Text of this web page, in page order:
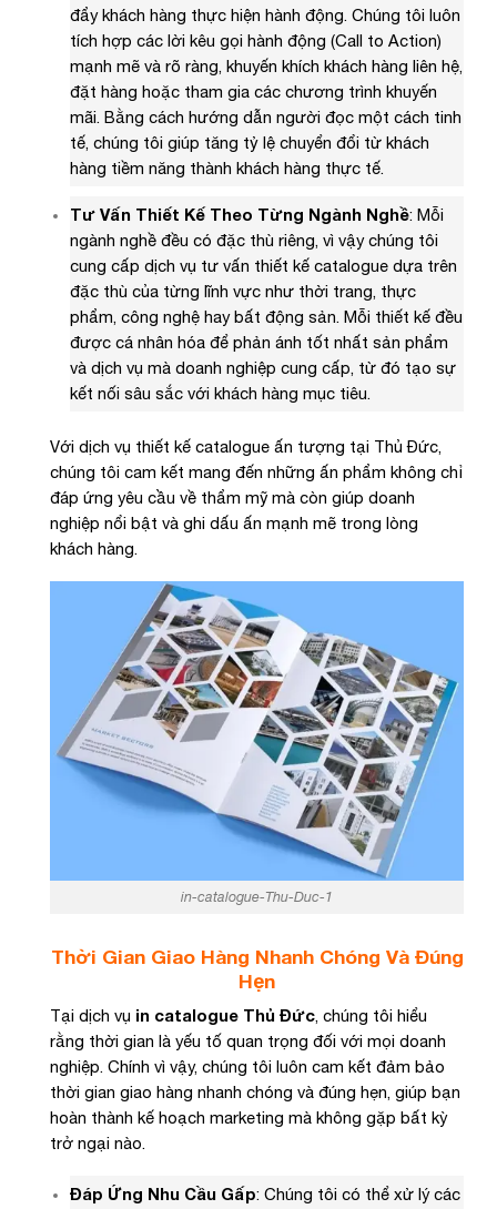
đẩy khách hàng thực hiện hành động. Chúng tôi luôn
tích hợp các lời kêu gọi hành động (Call to Action)
mạnh mẽ và rõ ràng, khuyến khích khách hàng liên hệ,
đặt hàng hoặc tham gia các chương trình khuyến
mãi. Bằng cách hướng dẫn người đọc một cách tinh
tế, chúng tôi giúp tăng tỷ lệ chuyển đổi từ khách
hàng tiềm năng thành khách hàng thực tế.
Tư Vấn Thiết Kế Theo Từng Ngành Nghề: Mỗi
ngành nghề đều có đặc thù riêng, vì vậy chúng tôi
cung cấp dịch vụ tư vấn thiết kế catalogue dựa trên
đặc thù của từng lĩnh vực như thời trang, thực
phẩm, công nghệ hay bất động sản. Mỗi thiết kế đều
được cá nhân hóa để phản ánh tốt nhất sản phẩm
và dịch vụ mà doanh nghiệp cung cấp, từ đó tạo sự
kết nối sâu sắc với khách hàng mục tiêu.
Với dịch vụ thiết kế catalogue ấn tượng tại Thủ Đức,
chúng tôi cam kết mang đến những ấn phẩm không chỉ
đáp ứng yêu cầu về thẩm mỹ mà còn giúp doanh
nghiệp nổi bật và ghi dấu ấn mạnh mẽ trong lòng
khách hàng.
in-catalogue-Thu-Duc-1
Thời Gian Giao Hàng Nhanh Chóng Và Đúng
Hẹn
Tại dịch vụ in catalogue Thủ Đức, chúng tôi hiểu
rằng thời gian là yếu tố quan trọng đối với mọi doanh
nghiệp. Chính vì vậy, chúng tôi luôn cam kết đảm bảo
thời gian giao hàng nhanh chóng và đúng hẹn, giúp bạn
hoàn thành kế hoạch marketing mà không gặp bất kỳ
trở ngại nào.
Đáp Ứng Nhu Cầu Gấp: Chúng tôi có thể xử lý các